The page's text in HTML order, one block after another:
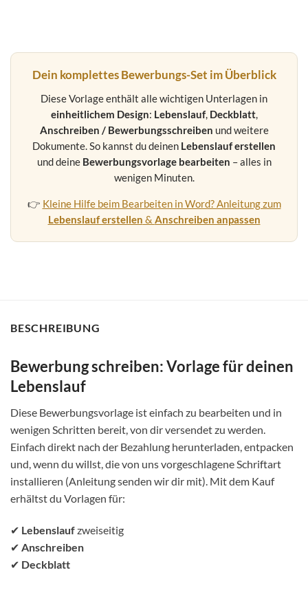
Dein komplettes Bewerbungs-Set im Überblick
Diese Vorlage enthält alle wichtigen Unterlagen in
einheitlichem Design: Lebenslauf, Deckblatt,
Anschreiben / Bewerbungsschreiben und weitere
Dokumente. So kannst du deinen Lebenslauf erstellen
und deine Bewerbungsvorlage bearbeiten – alles in
wenigen Minuten.
👉 Kleine Hilfe beim Bearbeiten in Word? Anleitung zum
Lebenslauf erstellen & Anschreiben anpassen
BESCHREIBUNG
Bewerbung schreiben: Vorlage für deinen
Lebenslauf
Diese Bewerbungsvorlage ist einfach zu bearbeiten und in
wenigen Schritten bereit, von dir versendet zu werden.
Einfach direkt nach der Bezahlung herunterladen, entpacken
und, wenn du willst, die von uns vorgeschlagene Schriftart
installieren (Anleitung senden wir dir mit). Mit dem Kauf
erhältst du Vorlagen für:
✔ Lebenslaufzweiseitig
✔ Anschreiben
✔ Deckblatt